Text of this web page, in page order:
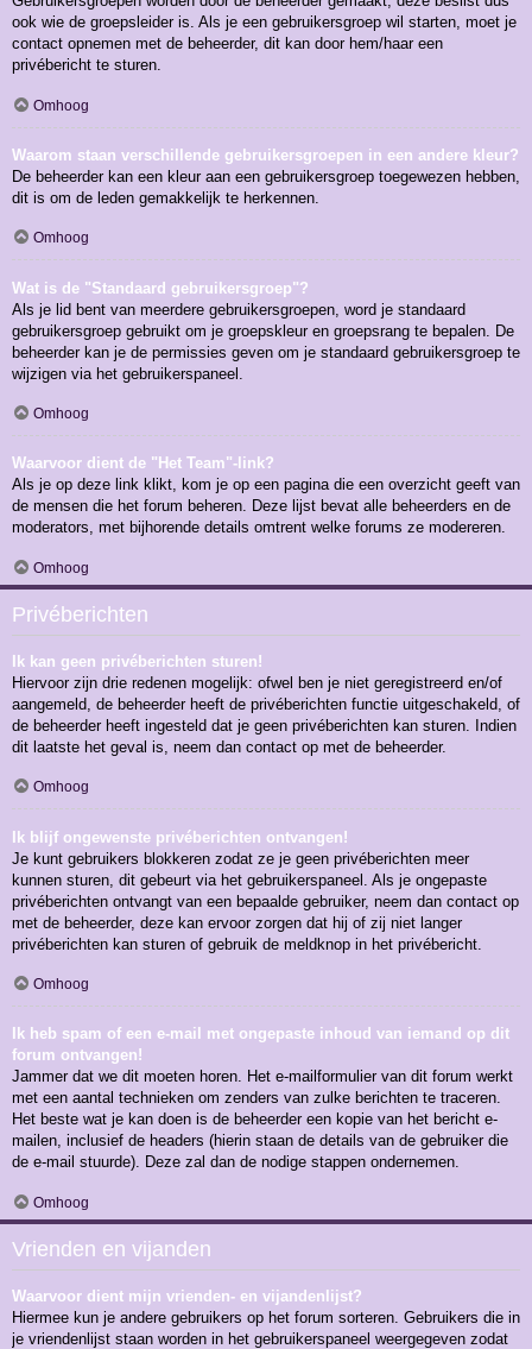
ook wie de groepsleider is. Als je een gebruikersgroep wil starten, moet je
contact opnemen met de beheerder, dit kan door hem/haar een
privébericht te sturen.
Omhoog
Waarom staan verschillende gebruikersgroepen in een andere kleur?
De beheerder kan een kleur aan een gebruikersgroep toegewezen hebben,
dit is om de leden gemakkelijk te herkennen.
Omhoog
Wat is de "Standaard gebruikersgroep"?
Als je lid bent van meerdere gebruikersgroepen, word je standaard
gebruikersgroep gebruikt om je groepskleur en groepsrang te bepalen. De
beheerder kan je de permissies geven om je standaard gebruikersgroep te
wijzigen via het gebruikerspaneel.
Omhoog
Waarvoor dient de "Het Team"-link?
Als je op deze link klikt, kom je op een pagina die een overzicht geeft van
de mensen die het forum beheren. Deze lijst bevat alle beheerders en de
moderators, met bijhorende details omtrent welke forums ze modereren.
Omhoog
Privéberichten
Ik kan geen privéberichten sturen!
Hiervoor zijn drie redenen mogelijk: ofwel ben je niet geregistreerd en/of
aangemeld, de beheerder heeft de privéberichten functie uitgeschakeld, of
de beheerder heeft ingesteld dat je geen privéberichten kan sturen. Indien
dit laatste het geval is, neem dan contact op met de beheerder.
Omhoog
Ik blijf ongewenste privéberichten ontvangen!
Je kunt gebruikers blokkeren zodat ze je geen privéberichten meer
kunnen sturen, dit gebeurt via het gebruikerspaneel. Als je ongepaste
privéberichten ontvangt van een bepaalde gebruiker, neem dan contact op
met de beheerder, deze kan ervoor zorgen dat hij of zij niet langer
privéberichten kan sturen of gebruik de meldknop in het privébericht.
Omhoog
Ik heb spam of een e-mail met ongepaste inhoud van iemand op dit
forum ontvangen!
Jammer dat we dit moeten horen. Het e-mailformulier van dit forum werkt
met een aantal technieken om zenders van zulke berichten te traceren.
Het beste wat je kan doen is de beheerder een kopie van het bericht e-
mailen, inclusief de headers (hierin staan de details van de gebruiker die
de e-mail stuurde). Deze zal dan de nodige stappen ondernemen.
Omhoog
Vrienden en vijanden
Waarvoor dient mijn vrienden- en vijandenlijst?
Hiermee kun je andere gebruikers op het forum sorteren. Gebruikers die in
je vriendenlijst staan worden in het gebruikerspaneel weergegeven zodat